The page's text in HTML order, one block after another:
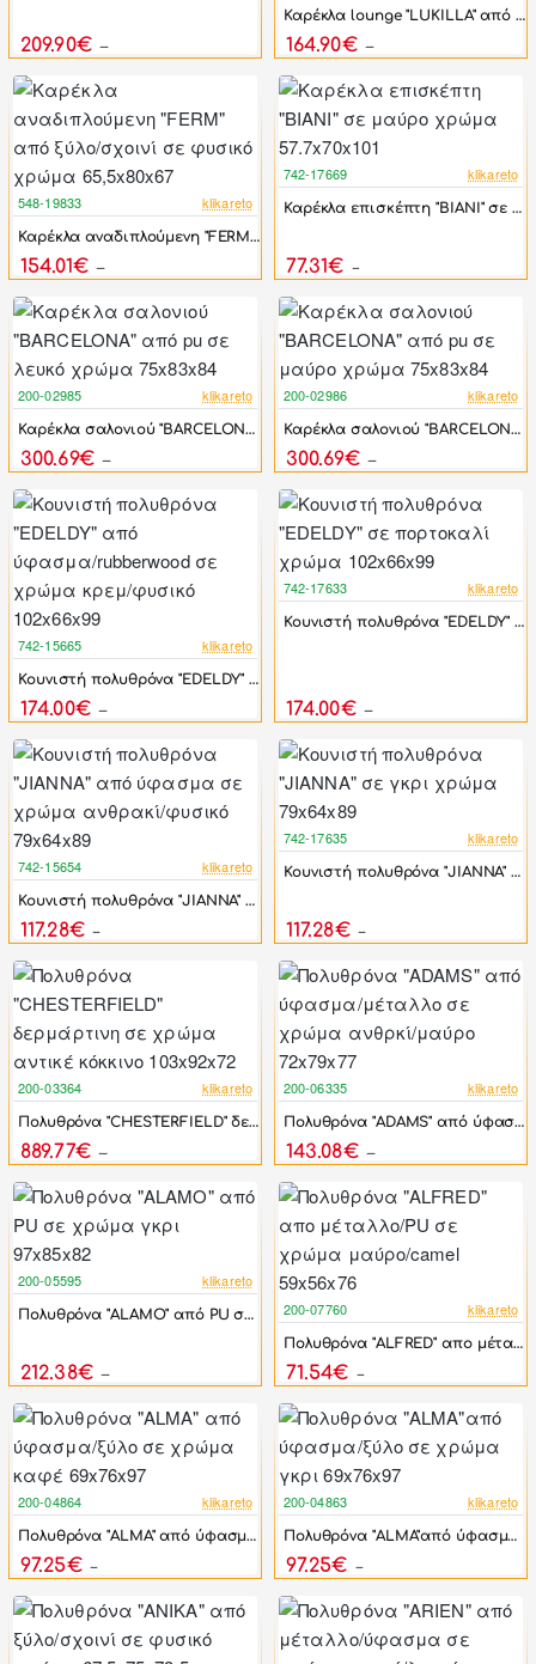
209.90€
Καρέκλα lounge "LUKILLA" από ξύλο/σχοινί σε χρώμα φυσικό/μπεζ 55.5x74x65
164.90€
-44%
548-19833 klikareto
Καρέκλα αναδιπλούμενη "FERM" από ξύλο/σχοινί σε φυσικό χρώμα 65,5x80x67
154.01€
-17%
742-17669 klikareto
Καρέκλα επισκέπτη "BIANI" σε μαύρο χρώμα 57.7x70x101
77.31€
-46%
200-02985 klikareto
Καρέκλα σαλονιού "BARCELONA" από pu σε λευκό χρώμα 75x83x84
300.69€
-46%
200-02986 klikareto
Καρέκλα σαλονιού "BARCELONA" από pu σε μαύρο χρώμα 75x83x84
300.69€
-17%
742-15665 klikareto
Κουνιστή πολυθρόνα "EDELDY" από ύφασμα/rubberwood σε χρώμα κρεμ/φυσικό 102x66x99
174.00€
-17%
742-17633 klikareto
Κουνιστή πολυθρόνα "EDELDY" σε πορτοκαλί χρώμα 102x66x99
174.00€
-17%
742-15654 klikareto
Κουνιστή πολυθρόνα "JIANNA" από ύφασμα σε χρώμα ανθρακί/φυσικό 79x64x89
117.28€
-17%
742-17635 klikareto
Κουνιστή πολυθρόνα "JIANNA" σε γκρι χρώμα 79x64x89
117.28€
-46%
200-03364 klikareto
Πολυθρόνα "CHESTERFIELD" δερμάρτινη σε χρώμα αντικέ κόκκινο 103x92x72
889.77€
-46%
200-06335 klikareto
Πολυθρόνα "ADAMS" από ύφασμα/μέταλλο σε χρώμα ανθρκί/μαύρο 72x79x77
143.08€
-46%
200-05595 klikareto
Πολυθρόνα "ALAMO" από PU σε χρώμα γκρι 97x85x82
212.38€
-46%
200-07760 klikareto
Πολυθρόνα "ALFRED" απο μέταλλο/PU σε χρώμα μαύρο/camel 59x56x76
71.54€
-46%
200-04864 klikareto
Πολυθρόνα "ALMA" από ύφασμα/ξύλο σε χρώμα καφέ 69x76x97
97.25€
-46%
200-04863 klikareto
Πολυθρόνα "ALMA"από ύφασμα/ξύλο σε χρώμα γκρι 69x76x97
97.25€